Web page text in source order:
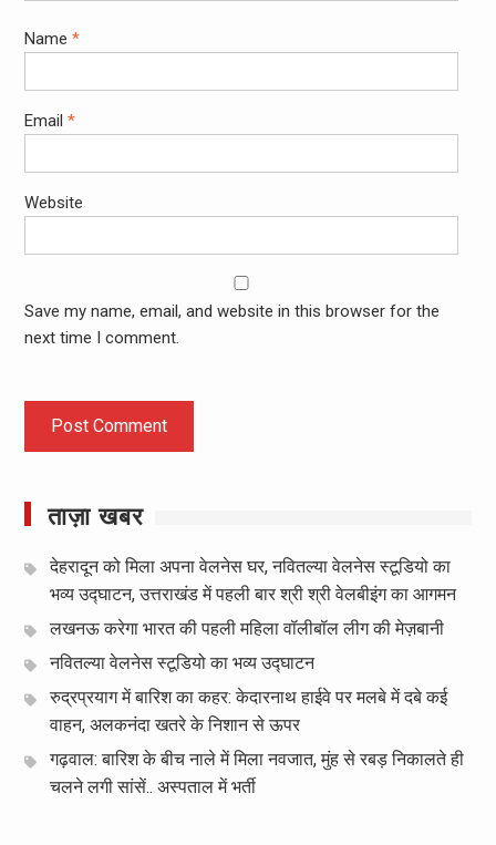
Name *
Email *
Website
Save my name, email, and website in this browser for the
next time I comment.
ताज़ा खबर
देहरादून को मिला अपना वेलनेस घर, नवितल्या वेलनेस स्टूडियो का
भव्य उद्घाटन, उत्तराखंड में पहली बार श्री श्री वेलबीइंग का आगमन
लखनऊ करेगा भारत की पहली महिला वॉलीबॉल लीग की मेज़बानी
नवितल्या वेलनेस स्टूडियो का भव्य उद्घाटन
रुद्रप्रयाग में बारिश का कहर: केदारनाथ हाईवे पर मलबे में दबे कई
वाहन, अलकनंदा खतरे के निशान से ऊपर
गढ़वाल: बारिश के बीच नाले में मिला नवजात, मुंह से रबड़ निकालते ही
चलने लगी सांसें.. अस्पताल में भर्ती